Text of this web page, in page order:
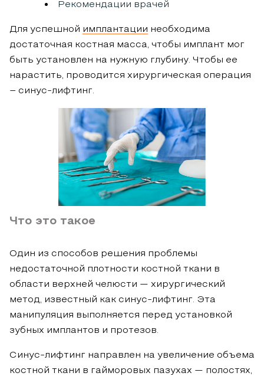
Рекомендации врачей
Для успешной имплантации необходима
достаточная костная масса, чтобы имплант мог
быть установлен на нужную глубину. Чтобы ее
нарастить, проводится хирургическая операция
– синус-лифтинг.
Что это такое
Один из способов решения проблемы
недостаточной плотности костной ткани в
области верхней челюсти — хирургический
метод, известный как синус-лифтинг. Эта
манипуляция выполняется перед установкой
зубных имплантов и протезов.
Синус-лифтинг направлен на увеличение объема
костной ткани в гайморовых пазухах — полостях,